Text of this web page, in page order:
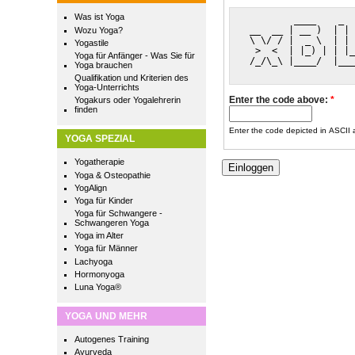
Was ist Yoga
Wozu Yoga?
Yogastile
Yoga für Anfänger - Was Sie für
Yoga brauchen
Qualifikation und Kriterien des
Yoga-Unterrichts
Yogakurs oder Yogalehrerin
finden
YOGA SPEZIAL
Yogatherapie
Yoga & Osteopathie
YogAlign
Yoga für Kinder
Yoga für Schwangere -
Schwangeren Yoga
Yoga im Alter
Yoga für Männer
Lachyoga
Hormonyoga
Luna Yoga®
YOGA UND MEHR
Autogenes Training
Ayurveda
__  __ | __ )  |
\ \/ / |  _ \  | |
>  <  | |_) | |
/_/\_\ |____/
Enter the code above: *
Enter the code depicted in ASCII